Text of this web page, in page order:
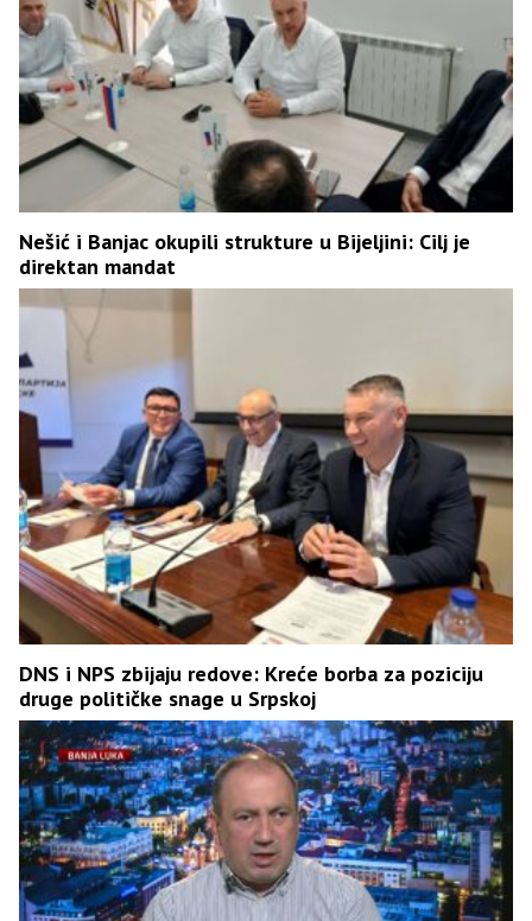
Nešić i Banjac okupili strukture u Bijeljini: Cilj je
direktan mandat
DNS i NPS zbijaju redove: Kreće borba za poziciju
druge političke snage u Srpskoj